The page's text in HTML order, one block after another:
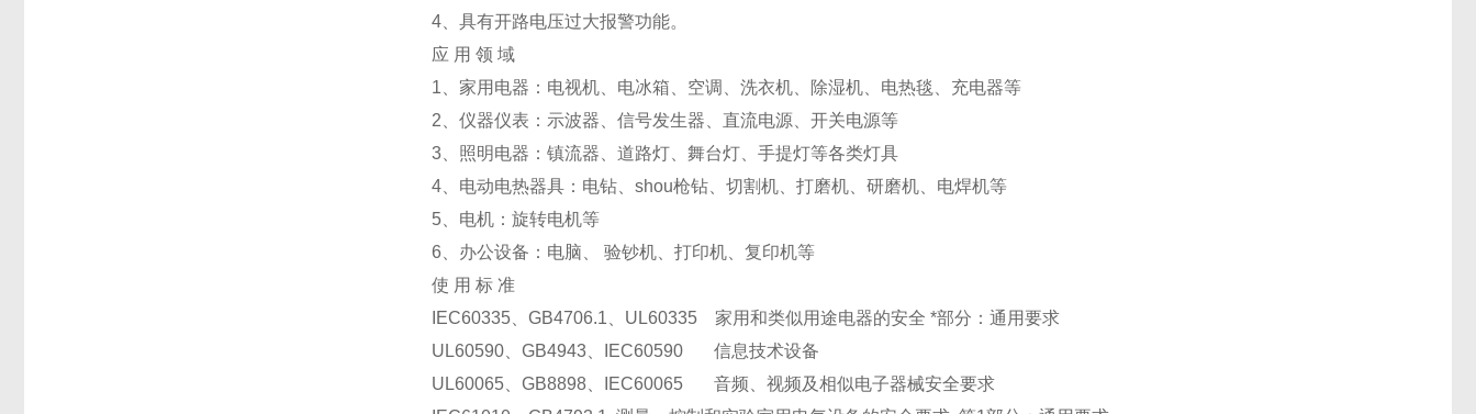
4、具有开路电压过大报警功能。
应 用 领 域
1、家用电器：电视机、电冰箱、空调、洗衣机、除湿机、电热毯、充电器等
2、仪器仪表：示波器、信号发生器、直流电源、开关电源等
3、照明电器：镇流器、道路灯、舞台灯、手提灯等各类灯具
4、电动电热器具：电钻、shou枪钻、切割机、打磨机、研磨机、电焊机等
5、电机：旋转电机等
6、办公设备：电脑、 验钞机、打印机、复印机等
使 用 标 准
IEC60335、GB4706.1、UL60335 家用和类似用途电器的安全 *部分：通用要求
UL60590、GB4943、IEC60590 信息技术设备
UL60065、GB8898、IEC60065 音频、视频及相似电子器械安全要求